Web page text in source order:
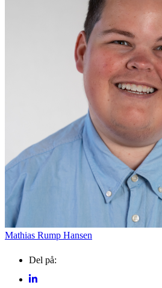
Oplev events i
Vendsyssel
Find aktuelle oplevelser, koncerter, kultur,
natur og lokale events.
Mathias Rump Hansen
Del på: